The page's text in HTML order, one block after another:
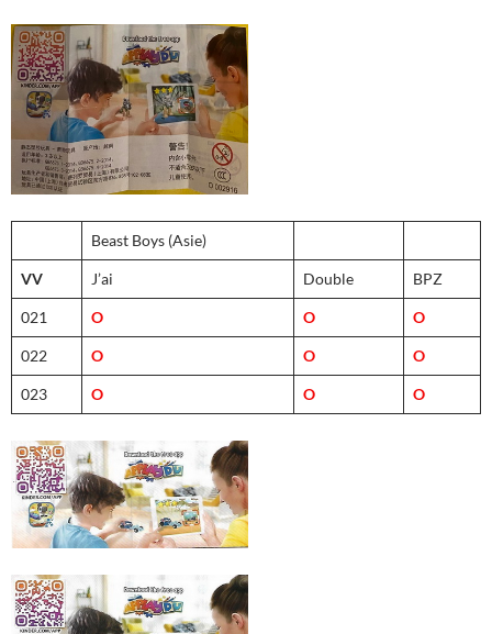
Beast Boys (Asie)
VV J’ai Double BPZ
021 O O O
022 O O O
023 O O O